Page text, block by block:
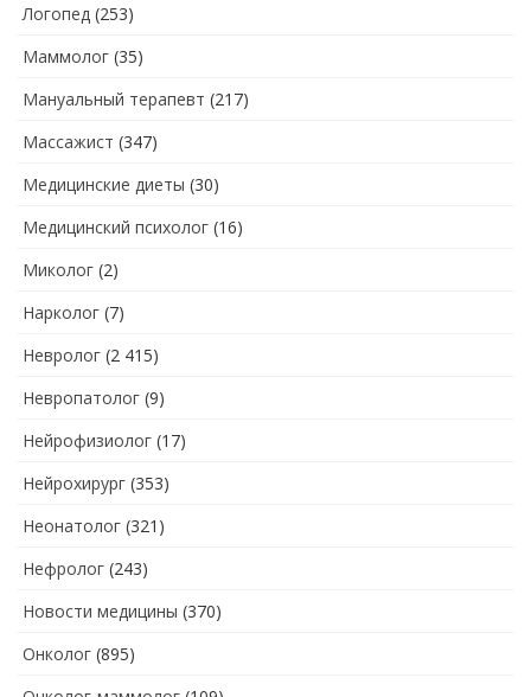
Логопед (253)
Маммолог (35)
Мануальный терапевт (217)
Массажист (347)
Медицинские диеты (30)
Медицинский психолог (16)
Миколог (2)
Нарколог (7)
Невролог (2 415)
Невропатолог (9)
Нейрофизиолог (17)
Нейрохирург (353)
Неонатолог (321)
Нефролог (243)
Новости медицины (370)
Онколог (895)